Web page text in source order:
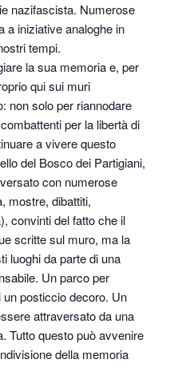
nazifascista. Numerose
a iniziative analoghe in
tempi.
la sua memoria e, per
qui sui muri
non solo per riannodare
per la libertà di
a vivere questo
del Bosco dei Partigiani,
con numerose
mostre, dibattiti,
convinti del fatto che il
scritte sul muro, ma la
luoghi da parte di una
Un parco per
posticcio decoro. Un
attraversato da una
Tutto questo può avvenire
della memoria